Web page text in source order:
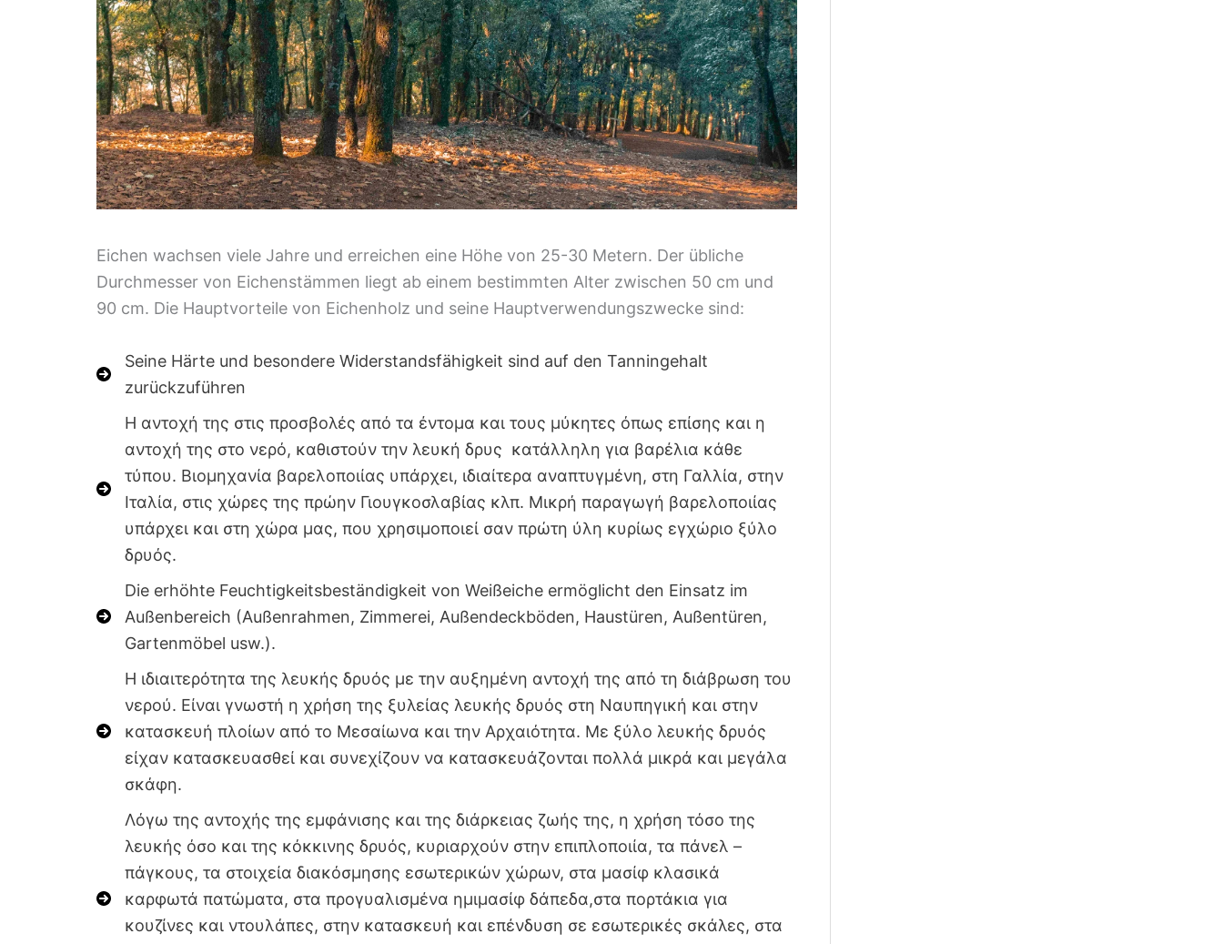
Eichen wachsen viele Jahre und erreichen eine Höhe von 25-30 Metern. Der übliche
Durchmesser von Eichenstämmen liegt ab einem bestimmten Alter zwischen 50 cm und
90 cm. Die Hauptvorteile von Eichenholz und seine Hauptverwendungszwecke sind:
Seine Härte und besondere Widerstandsfähigkeit sind auf den Tanningehalt
zurückzuführen
Η αντοχή της στις προσβολές από τα έντομα και τους μύκητες όπως επίσης και η
αντοχή της στο νερό, καθιστούν την λευκή δρυς κατάλληλη για βαρέλια κάθε
τύπου. Βιομηχανία βαρελοποιίας υπάρχει, ιδιαίτερα αναπτυγμένη, στη Γαλλία, στην
Ιταλία, στις χώρες της πρώην Γιουγκοσλαβίας κλπ. Μικρή παραγωγή βαρελοποιίας
υπάρχει και στη χώρα μας, που χρησιμοποιεί σαν πρώτη ύλη κυρίως εγχώριο ξύλο
δρυός.
Die erhöhte Feuchtigkeitsbeständigkeit von Weißeiche ermöglicht den Einsatz im
Außenbereich (Außenrahmen, Zimmerei, Außendeckböden, Haustüren, Außentüren,
Gartenmöbel usw.).
Η ιδιαιτερότητα της λευκής δρυός με την αυξημένη αντοχή της από τη διάβρωση του
νερού. Είναι γνωστή η χρήση της ξυλείας λευκής δρυός στη Ναυπηγική και στην
κατασκευή πλοίων από το Μεσαίωνα και την Αρχαιότητα. Με ξύλο λευκής δρυός
είχαν κατασκευασθεί και συνεχίζουν να κατασκευάζονται πολλά μικρά και μεγάλα
σκάφη.
Λόγω της αντοχής της εμφάνισης και της διάρκειας ζωής της, η χρήση τόσο της
λευκής όσο και της κόκκινης δρυός, κυριαρχούν στην επιπλοποιία, τα πάνελ –
πάγκους, τα στοιχεία διακόσμησης εσωτερικών χώρων, στα μασίφ κλασικά
καρφωτά πατώματα, στα προγυαλισμένα ημιμασίφ δάπεδα,στα πορτάκια για
κουζίνες και ντουλάπες, στην κατασκευή και επένδυση σε εσωτερικές σκάλες, στα